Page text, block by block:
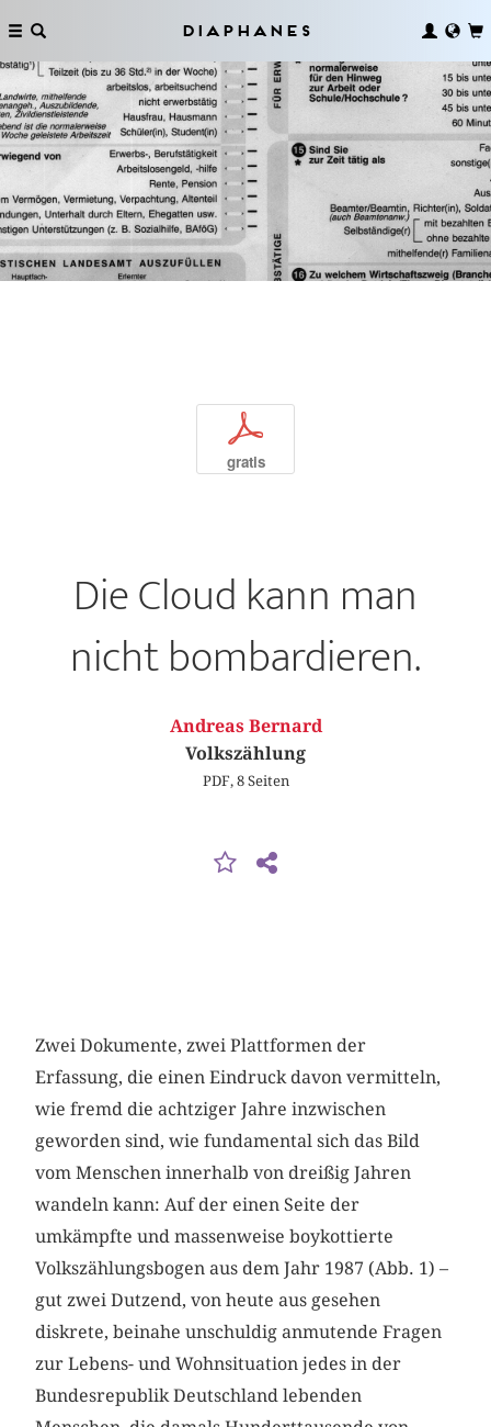
Diaphanes
p
gratis
Die Cloud kann man
nicht bombardieren.
Andreas Bernard
Volkszählung
PDF, 8 Seiten
Zwei Dokumente, zwei Plattformen der
Erfassung, die einen Eindruck davon vermitteln,
wie fremd die achtziger Jahre inzwischen
geworden sind, wie fundamental sich das Bild
vom Menschen innerhalb von dreißig Jahren
wandeln kann: Auf der einen Seite der
umkämpfte und massenweise boykottierte
Volkszählungsbogen aus dem Jahr 1987 (Abb. 1) –
gut zwei Dutzend, von heute aus gesehen
diskrete, beinahe unschuldig anmutende Fragen
zur Lebens- und Wohnsituation jedes in der
Bundesrepublik Deutschland lebenden